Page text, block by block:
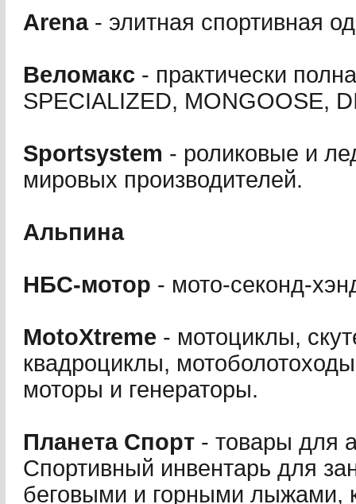
Arena- элитная спортивная
Веломакс - практически
SPECIALIZED, MONGOOSE,
Sportsystem - роликовые и
мировых производителей.
Альпина
НБС-мотор - мото-секонд-
MotoXtreme - мотоциклы,
квадроциклы,
моторы и генераторы.
Планета Спорт - товары для
Спортивный инвентарь для
беговыми и горными лыжами,